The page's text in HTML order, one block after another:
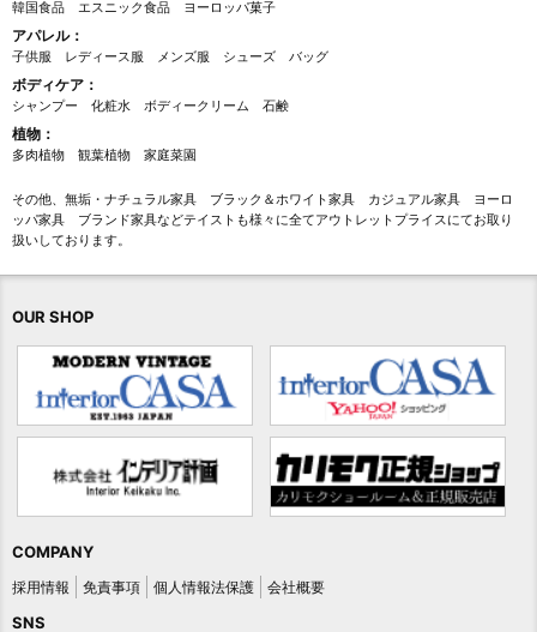
韓国食品 エスニック食品 ヨーロッパ菓子
アパレル：
子供服 レディース服 メンズ服 シューズ バッグ
ボディケア：
シャンプー 化粧水 ボディークリーム 石鹸
植物：
多肉植物 観葉植物 家庭菜園
その他、無垢・ナチュラル家具 ブラック＆ホワイト家具 カジュアル家具 ヨーロ
ッパ家具 ブランド家具などテイストも様々に全てアウトレットプライスにてお取り
扱いしております。
OUR SHOP
COMPANY
採用情報 免責事項 個人情報法保護 会社概要
SNS